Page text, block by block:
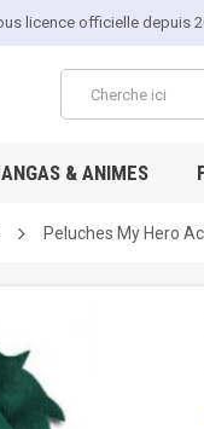
licence officielle depuis
& ANIMES
Peluches My Hero